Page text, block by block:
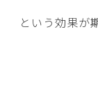
という効果が